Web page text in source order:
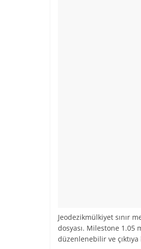
Jeodezikmülkiyet sınır
dosyası. Milestone 1.05
düzenlenebilir ve